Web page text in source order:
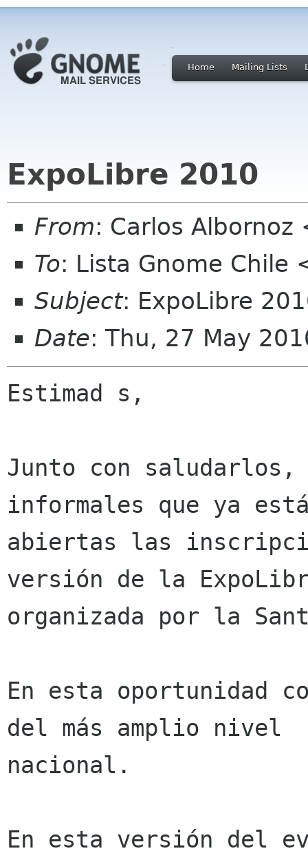
Home Mailing Lists
ExpoLibre 2010
From: Carlos
To: Lista Gnome Chile
Subject: ExpoLibre
Date: Thu, 27 May
Estimad s,
Junto con saludarlos,
informales que ya
abiertas las
versión de la
organizada por la
En esta oportunidad
del más amplio nivel
nacional.
En esta versión del